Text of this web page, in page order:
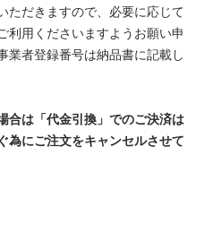
ただきますので、必要に応じて
利用くださいますようお願い申
業者登録番号は納品書に記載し
合は「代金引換」でのご決済は
為にご注文をキャンセルさせて